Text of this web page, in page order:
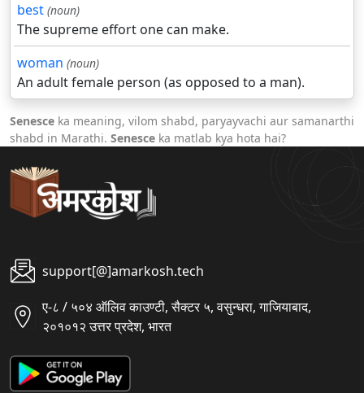
best (noun)
The supreme effort one can make.
woman (noun)
An adult female person (as opposed to a man).
Senesce ka meaning, vilom shabd, paryayvachi aur samanarthi
shabd in Marathi. Senesce ka matlab kya hota hai?
support[@]amarkosh.tech
ए-८ / ५०४ ऑलिव काउण्टी, सैक्टर ५, वसुन्धरा, गाजियाबाद,
२०१०१२ उत्तर प्रदेश, भारत